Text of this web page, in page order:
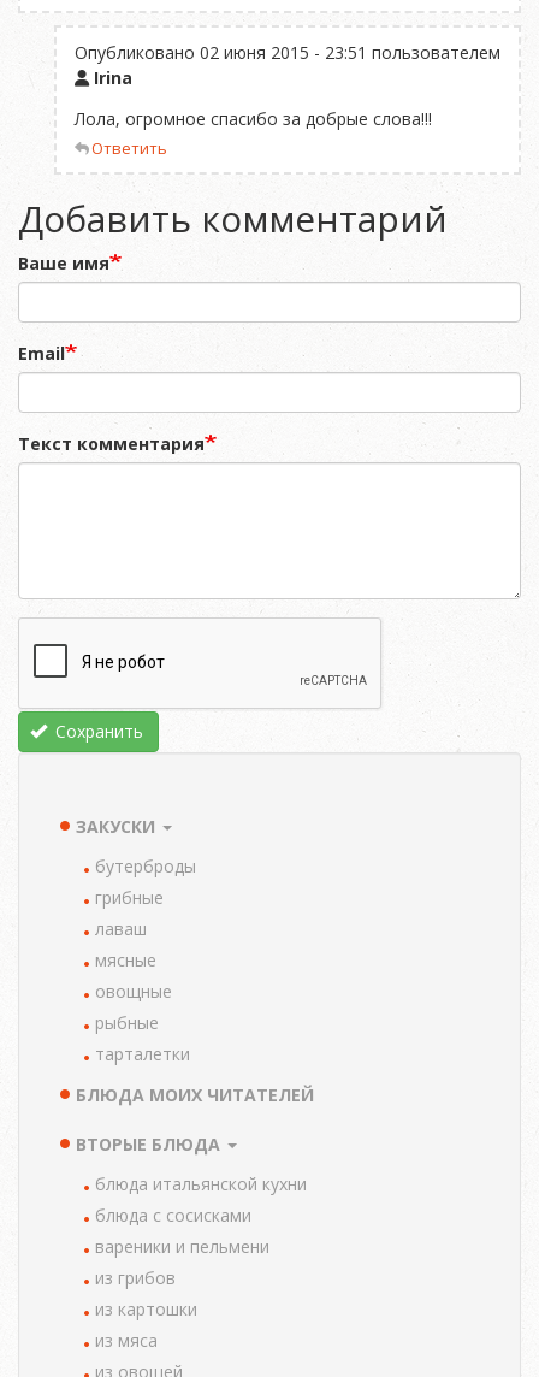
Опубликовано 02 июня 2015 - 23:51 пользователем
Irina
Лола, огромное спасибо за добрые слова!!!
Ответить
Добавить комментарий
Ваше имя
Email
Текст комментария
Сохранить
TAXONOMY
MENU
ЗАКУСКИ
бутерброды
грибные
лаваш
мясные
овощные
рыбные
тарталетки
БЛЮДА МОИХ ЧИТАТЕЛЕЙ
ВТОРЫЕ БЛЮДА
блюда итальянской кухни
блюда с сосисками
вареники и пельмени
из грибов
из картошки
из мяса
из овощей